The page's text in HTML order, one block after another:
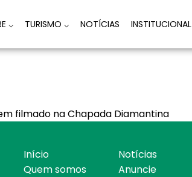
⌵ TURISMO ⌵ NOTÍCIAS INSTITUCIONAL
filmado na Chapada Diamantina
Início
Quem somos
Notícias
Anuncie